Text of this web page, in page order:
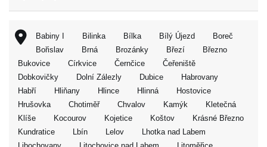
Babiny I Bilinka Bílka Bílý Újezd
Boreč
Bořislav
Brná Brozánky Březí
Březno
Bukovice
Církvice Černčice
Čeřeniště
Dobkovičky
Dolní Zálezly Dubice
Habrovany
Habří
Hliňany Hlince Hlinná
Hostovice
Hrušovka
Chotiměř Chvalov Kamýk
Kletečná
Klíše
Kocourov Kojetice Koštov
Krásné Březno
Kundratice
Lbín Lelov
Lhotka nad Labem